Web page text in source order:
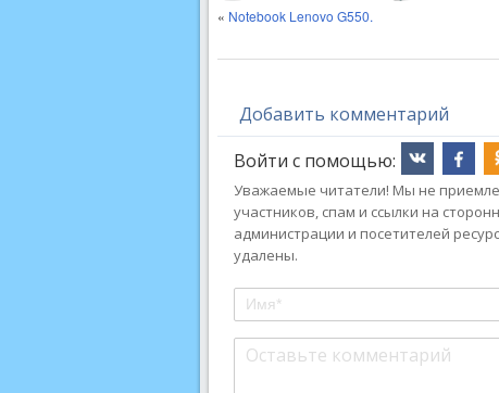
« Notebook Lenovo G550.
Добавить комментарий
Войти с помощью:
Уважаемые читатели! Мы не
участников, спам и ссылки на
администрации и посетителей
удалены.